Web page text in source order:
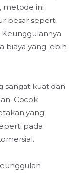
metode ini
besar seperti
biaya yang lebih
sangat kuat dan
Cocok
yang
pada